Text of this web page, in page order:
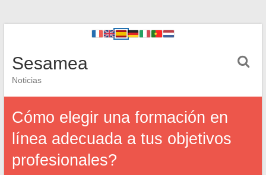
Sesamea
Noticias
Cómo elegir una formación en
línea adecuada a tus objetivos
profesionales?